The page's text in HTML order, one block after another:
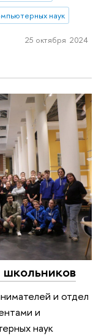
наук
25 октября 2024
и отдел
и
наук